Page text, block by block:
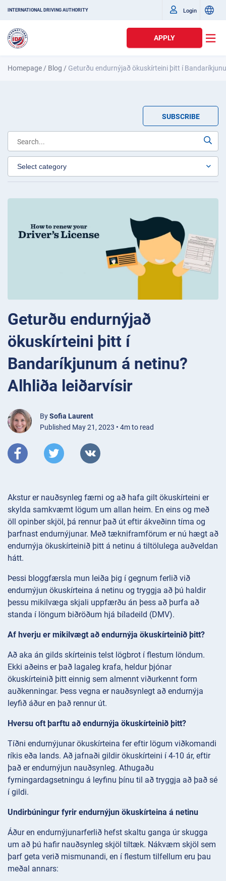
INTERNATIONAL DRIVING AUTHORITY Login
APPLY
Homepage / Blog / Geturðu endurnýjað ökuskírteini þitt í
SUBSCRIBE
Geturðu endurnýjað
ökuskírteini þitt í
Bandaríkjunum á netinu?
Alhliða leiðarvísir
BySofia Laurent
Published May 21, 2023 • 4m to read
Akstur er nauðsynleg færni og að hafa gilt ökuskírteini er
skylda samkvæmt lögum um allan heim. En eins og með
öll opinber skjöl, þá rennur það út eftir ákveðinn tíma og
þarfnast endurnýjunar. Með tækniframförum er nú hægt að
endurnýja ökuskírteinið þitt á netinu á tiltölulega auðveldan
hátt.
Þessi bloggfærsla mun leiða þig í gegnum ferlið við
endurnýjun ökuskírteina á netinu og tryggja að þú haldir
þessu mikilvæga skjali uppfærðu án þess að þurfa að
standa í löngum biðröðum hjá bíladeild (DMV).
Af hverju er mikilvægt að endurnýja ökuskírteinið þitt?
Að aka án gilds skírteinis telst lögbrot í flestum löndum.
Ekki aðeins er það lagaleg krafa, heldur þjónar
ökuskírteinið þitt einnig sem almennt viðurkennt form
auðkenningar. Þess vegna er nauðsynlegt að endurnýja
leyfið áður en það rennur út.
Hversu oft þarftu að endurnýja ökuskírteinið þitt?
Tíðni endurnýjunar ökuskírteina fer eftir lögum viðkomandi
ríkis eða lands. Að jafnaði gildir ökuskírteini í 4-10 ár, eftir
það er endurnýjun nauðsynleg. Athugaðu
fyrningardagsetningu á leyfinu þínu til að tryggja að það sé
í gildi.
Undirbúningur fyrir endurnýjun ökuskírteina á netinu
Áður en endurnýjunarferlið hefst skaltu ganga úr skugga
um að þú hafir nauðsynleg skjöl tiltæk. Nákvæm skjöl sem
þarf geta verið mismunandi, en í flestum tilfellum eru þau
meðal annars: